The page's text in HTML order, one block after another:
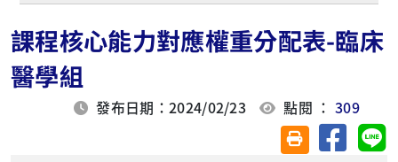
課程核心能力對應權重分配表-臨床
醫學組
發布日期：2024/02/23 點閱 ：309
友善列印(另開視
分享至